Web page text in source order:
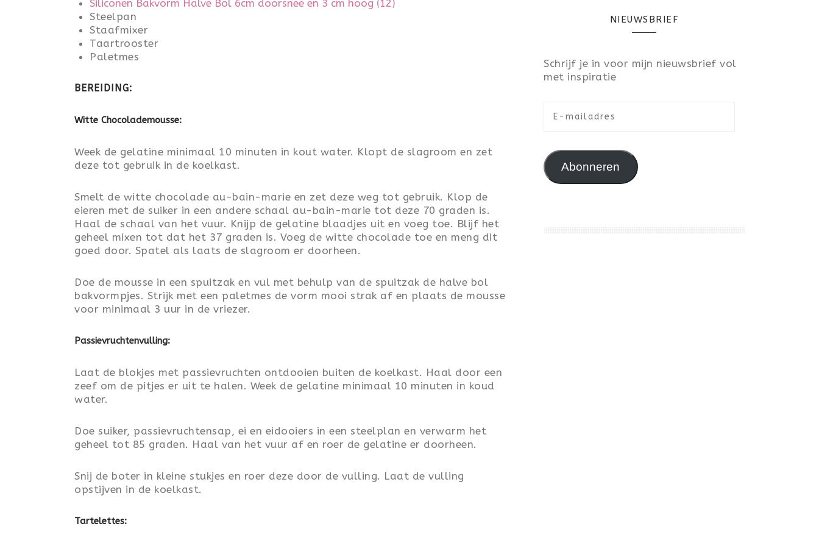
Siliconen Bakvorm Halve Bol 6cm doorsnee en 3 cm hoog (12)
Steelpan
Staafmixer
Taartrooster
Paletmes
BEREIDING:
Witte Chocolademousse:
Week de gelatine minimaal 10 minuten in kout water. Klopt de slagroom en zet
deze tot gebruik in de koelkast.
Smelt de witte chocolade au-bain-marie en zet deze weg tot gebruik. Klop de
eieren met de suiker in een andere schaal au-bain-marie tot deze 70 graden is.
Haal de schaal van het vuur. Knijp de gelatine blaadjes uit en voeg toe. Blijf het
geheel mixen tot dat het 37 graden is. Voeg de witte chocolade toe en meng dit
goed door. Spatel als laats de slagroom er doorheen.
Doe de mousse in een spuitzak en vul met behulp van de spuitzak de halve bol
bakvormpjes. Strijk met een paletmes de vorm mooi strak af en plaats de mousse
voor minimaal 3 uur in de vriezer.
Passievruchtenvulling:
Laat de blokjes met passievruchten ontdooien buiten de koelkast. Haal door een
zeef om de pitjes er uit te halen. Week de gelatine minimaal 10 minuten in koud
water.
Doe suiker, passievruchtensap, ei en eidooiers in een steelplan en verwarm het
geheel tot 85 graden. Haal van het vuur af en roer de gelatine er doorheen.
Snij de boter in kleine stukjes en roer deze door de vulling. Laat de vulling
opstijven in de koelkast.
Tartelettes:
NIEUWSBRIEF
Schrijf je in voor mijn nieuwsbrief vol
met inspiratie
Abonneren